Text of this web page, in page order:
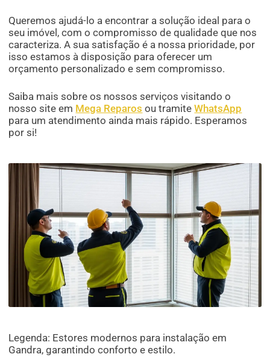
Queremos ajudá-lo a encontrar a solução ideal para o
seu imóvel, com o compromisso de qualidade que nos
caracteriza. A sua satisfação é a nossa prioridade, por
isso estamos à disposição para oferecer um
orçamento personalizado e sem compromisso.
Saiba mais sobre os nossos serviços visitando o
nosso site em Mega Reparos ou tramiteWhatsApp
para um atendimento ainda mais rápido. Esperamos
por si!
Legenda: Estores modernos para instalação em
Gandra, garantindo conforto e estilo.